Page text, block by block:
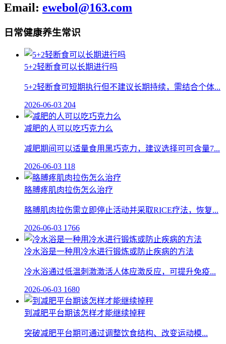
Email: ewebol@163.com
日常健康养生常识
5+2轻断食可以长期进行吗
5+2轻断食可短期执行但不建议长期持续，需结合个体...
2026-06-03 204
减肥的人可以吃巧克力么
减肥期间可以适量食用黑巧克力，建议选择可可含量7...
2026-06-03 118
胳膊疼肌肉拉伤怎么治疗
胳膊肌肉拉伤需立即停止活动并采取RICE疗法，恢复...
2026-06-03 1766
冷水浴是一种用冷水进行锻炼或防止疾病的方法
冷水浴通过低温刺激激活人体应激反应，可提升免疫...
2026-06-03 1680
到减肥平台期该怎样才能继续掉秤
突破减肥平台期可通过调整饮食结构、改变运动模...